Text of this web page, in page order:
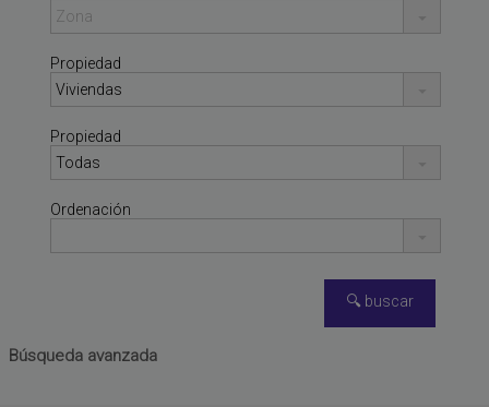
Propiedad
Propiedad
Ordenación
Búsqueda avanzada
Casa en venta